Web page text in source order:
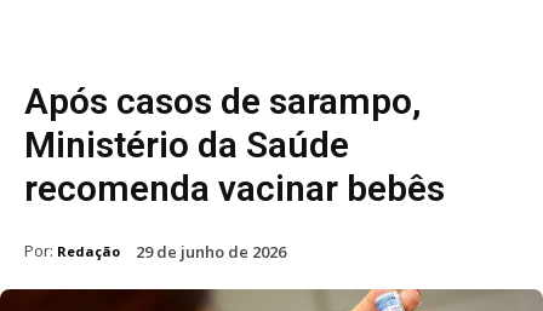
Após casos de sarampo,
Ministério da Saúde
recomenda vacinar bebês
Por: Redação 29 de junho de 2026